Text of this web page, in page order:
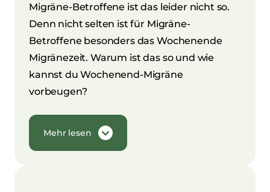
Migräne-Betroffene ist das leider nicht so.
Denn nicht selten ist für Migräne-
Betroffene besonders das Wochenende
Migränezeit. Warum ist das so und wie
kannst du Wochenend-Migräne
vorbeugen?
Mehr lesen